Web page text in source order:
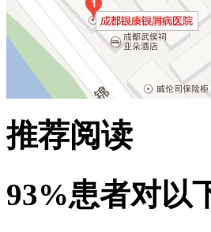
推荐阅读
93%患者对以